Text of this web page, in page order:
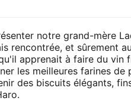
notre grand-mère
rencontrée, et sûrement
apprenait à faire du vin
les meilleures farines
des biscuits élégants,